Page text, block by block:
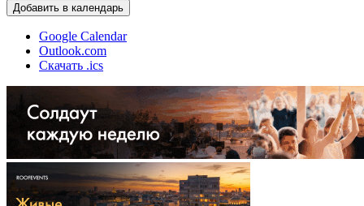
Добавить в календарь
Google Calendar
Outlook.com
Скачать .ics